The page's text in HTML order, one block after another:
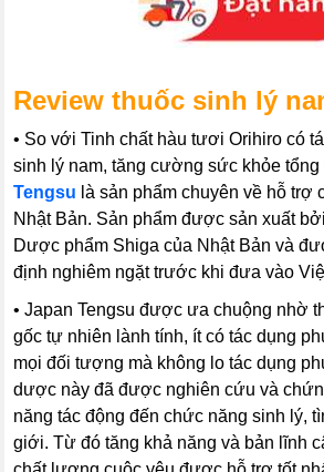
Review thuốc sinh lý
• So với Tinh chất hàu tươi Orihiro có
sinh lý nam, tăng cường sức khỏe
Tengsu là sản phẩm chuyên về hỗ
Nhật Bản. Sản phẩm được sản xuất
Dược phẩm Shiga của Nhật Bản và
định nghiêm ngặt trước khi đưa vào
• Japan Tengsu được ưa chuộng nhờ
gốc tự nhiên lành tính, ít có tác dụng
mọi đối tượng mà không lo tác dụng
dược này đã được nghiên cứu và
năng tác động đến chức năng sinh lý,
giới. Từ đó tăng khả năng và bản lĩnh